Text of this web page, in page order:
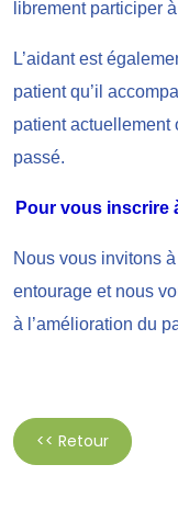
librement participer
L’aidant est
patient qu’il
patient actuellement
passé.
Pour vous inscrire
Nous vous invitons
entourage et nous
à l’amélioration du
<< Retour